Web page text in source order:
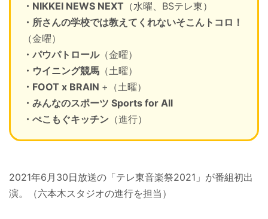
・NIKKEI NEWS NEXT （水曜、BSテレ東）
・所さんの学校では教えてくれないそこんトコロ！
（金曜）
・パウパトロール（金曜）
・ウイニング競馬 （土曜）
・FOOT x BRAIN +（土曜）
・みんなのスポーツ Sports for All
・ぺこもぐキッチン （進行）
2021年6月30日放送の「テレ東音楽祭2021」が番組初出
演。（六本木スタジオの進行を担当）